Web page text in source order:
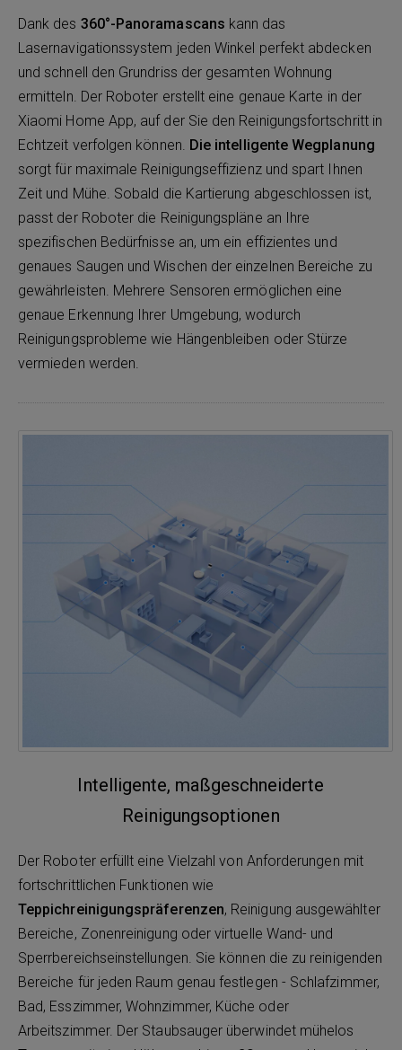
Dank des 360°-Panoramascans kann das
Lasernavigationssystem jeden Winkel perfekt abdecken
und schnell den Grundriss der gesamten Wohnung
ermitteln. Der Roboter erstellt eine genaue Karte in der
Xiaomi Home App, auf der Sie den Reinigungsfortschritt in
Echtzeit verfolgen können. Die intelligente Wegplanung
sorgt für maximale Reinigungseffizienz und spart Ihnen
Zeit und Mühe. Sobald die Kartierung abgeschlossen ist,
passt der Roboter die Reinigungspläne an Ihre
spezifischen Bedürfnisse an, um ein effizientes und
genaues Saugen und Wischen der einzelnen Bereiche zu
gewährleisten. Mehrere Sensoren ermöglichen eine
genaue Erkennung Ihrer Umgebung, wodurch
Reinigungsprobleme wie Hängenbleiben oder Stürze
vermieden werden.
Intelligente, maßgeschneiderte
Reinigungsoptionen
Der Roboter erfüllt eine Vielzahl von Anforderungen mit
fortschrittlichen Funktionen wie
Teppichreinigungspräferenzen, Reinigung ausgewählter
Bereiche, Zonenreinigung oder virtuelle Wand- und
Sperrbereichseinstellungen. Sie können die zu reinigenden
Bereiche für jeden Raum genau festlegen - Schlafzimmer,
Bad, Esszimmer, Wohnzimmer, Küche oder
Arbeitszimmer. Der Staubsauger überwindet mühelos